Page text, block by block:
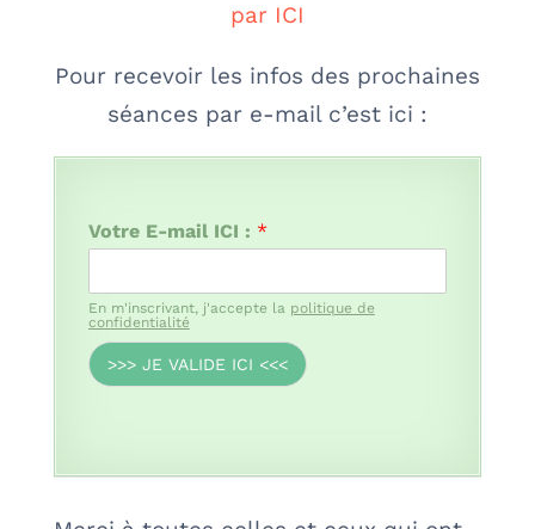
par ICI
Pour recevoir les infos des prochaines
séances par e-mail c’est ici :
Votre E-mail ICI : *
En m'inscrivant, j'accepte la politique de
confidentialité
>>> JE VALIDE ICI <<<